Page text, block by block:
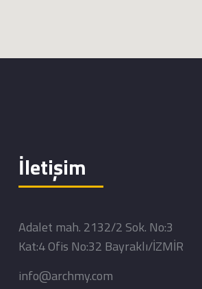
İletişim
Adalet mah. 2132/2 Sok. No:3
Kat:4 Ofis No:32 Bayraklı/İZMİR
info@archmy.com